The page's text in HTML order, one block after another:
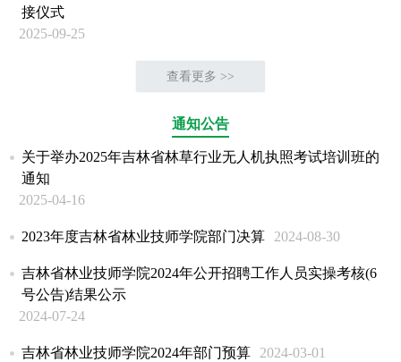
接仪式
2025-09-25
查看更多 >>
通知公告
关于举办2025年吉林省林草行业无人机执照考试培训班的
通知
2025-04-16
2023年度吉林省林业技师学院部门决算 2024-08-30
吉林省林业技师学院2024年公开招聘工作人员实操考核(6
号公告)结果公示
2024-07-24
吉林省林业技师学院2024年部门预算 2024-03-01